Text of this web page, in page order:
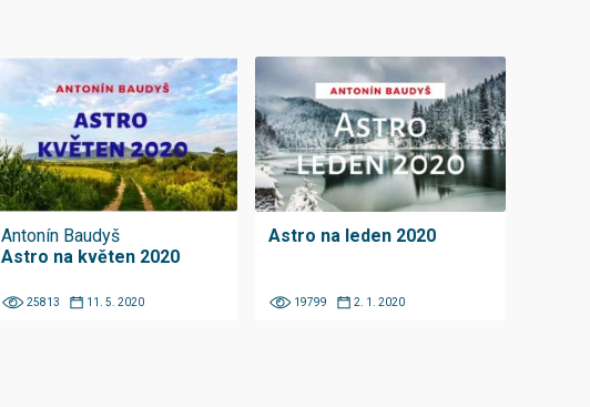
Antonín Baudyš
Astro na květen 2020
25813 11. 5. 2020
Astro na leden 2020
19799 2. 1. 2020